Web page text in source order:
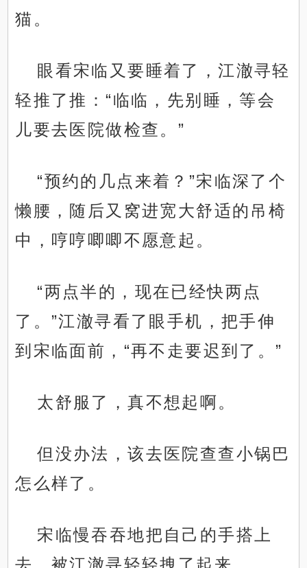
猫。
眼看宋临又要睡着了，江澈寻轻
轻推了推：“临临，先别睡，等会
儿要去医院做检查。”
“预约的几点来着？”宋临深了个
懒腰，随后又窝进宽大舒适的吊椅
中，哼哼唧唧不愿意起。
“两点半的，现在已经快两点
了。”江澈寻看了眼手机，把手伸
到宋临面前，“再不走要迟到了。”
太舒服了，真不想起啊。
但没办法，该去医院查查小锅巴
怎么样了。
宋临慢吞吞地把自己的手搭上
去，被江澈寻轻轻拽了起来。